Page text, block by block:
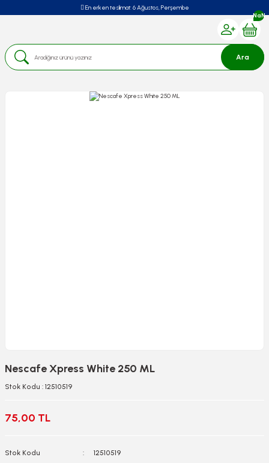
En erken teslimat: 6 Ağustos, Perşembe
Ara
NaN
Nescafe Xpress White 250 ML
Stok Kodu : 12510519
75,00 TL
Stok Kodu
12510519